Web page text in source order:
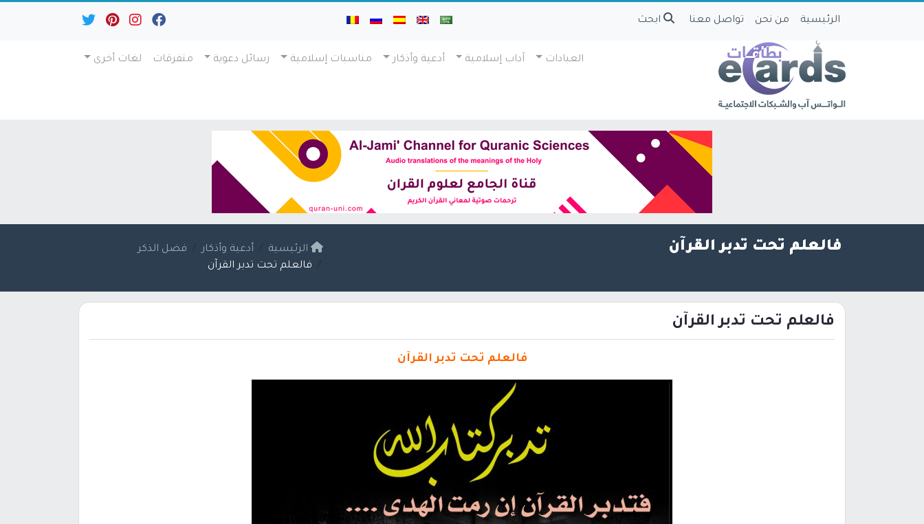
الرئيسية من نحن تواصل معنا ابحث
العبادات آداب إسلامية أدعية وأذكار مناسبات إسلامية رسائل دعوية متفرقات لغات أخرى
فالعلم تحت تدبر القرآن الرئيسية أدعية وأذكار
فضل الذكر
فالعلم تحت تدبر القرآن
فالعلم تحت تدبر القرآن
فالعلم تحت تدبر القرآن